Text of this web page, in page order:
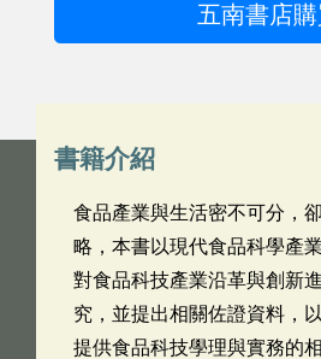
五南書店
書籍介紹
食品產業與生活密不可分，
略，本書以現代食品科學產
對食品科技產業沿革與創新
究，並提出相關佐證資料，
提供食品科技學理與實務的